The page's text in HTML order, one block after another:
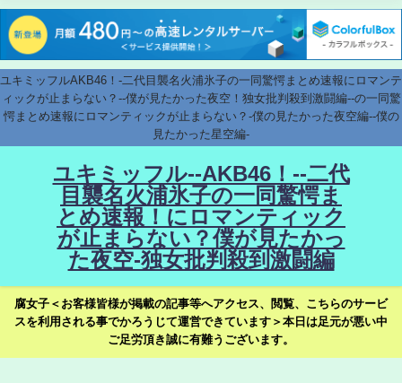
ユキミッフルAKB46！-二代目襲名火浦氷子の一同驚愕まとめ速報にロマンテ
ィックが止まらない？--僕が見たかった夜空！独女批判殺到激闘編--の一同驚
愕まとめ速報にロマンティックが止まらない？-僕の見たかった夜空編--僕の
見たかった星空編-
ユキミッフル--AKB46！--二代
目襲名火浦氷子の一同驚愕ま
とめ速報！にロマンティック
が止まらない？僕が見たかっ
た夜空-独女批判殺到激闘編
腐女子＜お客様皆様が掲載の記事等へアクセス、閲覧、こちらのサービ
スを利用される事でかろうじて運営できています＞本日は足元が悪い中
ご足労頂き誠に有難うございます。